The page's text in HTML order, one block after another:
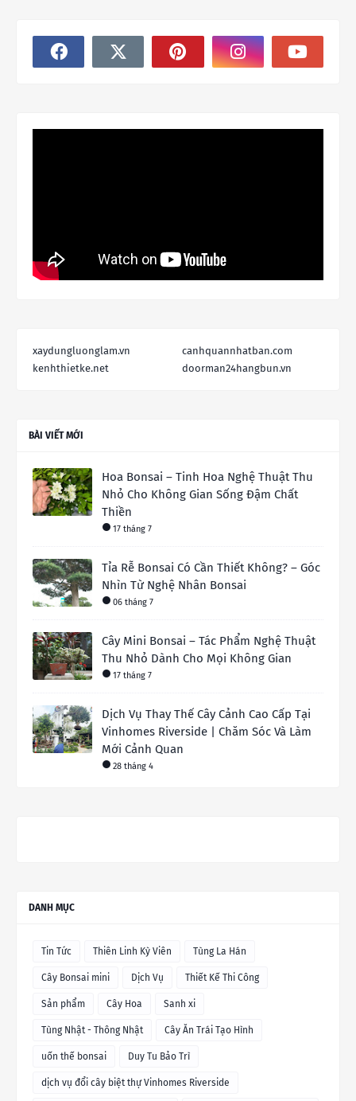
xaydungluonglam.vn
canhquannhatban.com
kenhthietke.net
doorman24hangbun.vn
BÀI VIẾT MỚI
Hoa Bonsai – Tinh Hoa Nghệ Thuật Thu
Nhỏ Cho Không Gian Sống Đậm Chất
Thiền
17 tháng 7
Tỉa Rễ Bonsai Có Cần Thiết Không? – Góc
Nhìn Từ Nghệ Nhân Bonsai
06 tháng 7
Cây Mini Bonsai – Tác Phẩm Nghệ Thuật
Thu Nhỏ Dành Cho Mọi Không Gian
17 tháng 7
Dịch Vụ Thay Thế Cây Cảnh Cao Cấp Tại
Vinhomes Riverside | Chăm Sóc Và Làm
Mới Cảnh Quan
28 tháng 4
DANH MỤC
Tin Tức Thiên Linh Kỳ Viên Tùng La Hán
Cây Bonsai mini Dịch Vụ Thiết Kế Thi Công
Sản phẩm Cây Hoa Sanh xi
Tùng Nhật - Thông Nhật Cây Ăn Trái Tạo Hình
uốn thế bonsai Duy Tu Bảo Trì
dịch vụ đổi cây biệt thự Vinhomes Riverside